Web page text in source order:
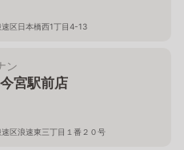
速区日本橋西1丁目4-13
ン
今宮駅前店
区浪速東三丁目１番２０号